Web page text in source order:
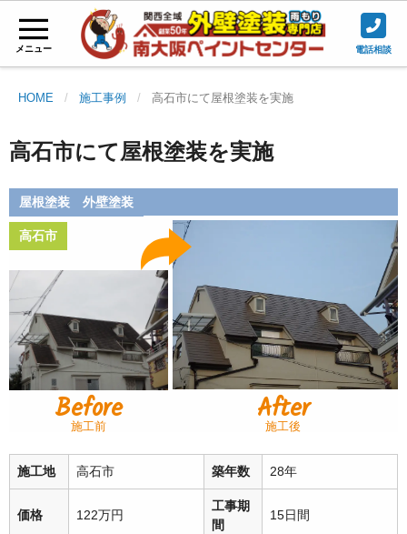
メニュー 電話相談
HOME 施工事例 高石市にて屋根塗装を実施
高石市にて屋根塗装を実施
屋根塗装 外壁塗装
高石市
Before
施工前 After
施工後
施工地 高石市 築年数 28年
価格 122万円
工事期
間
15日間